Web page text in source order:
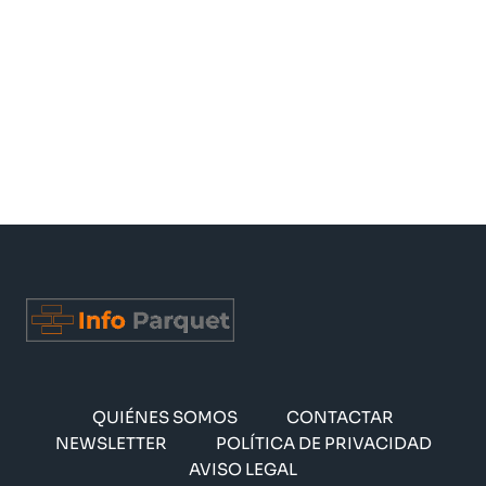
QUIÉNES SOMOS
CONTACTAR
NEWSLETTER
POLÍTICA DE PRIVACIDAD
AVISO LEGAL